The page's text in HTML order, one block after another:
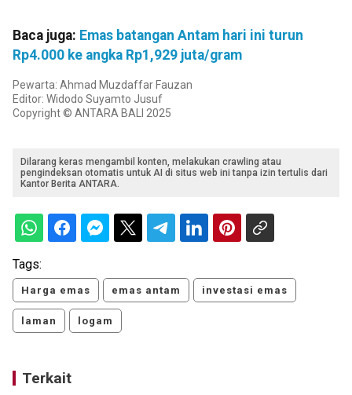
Baca juga: Emas batangan Antam hari ini turun
Rp4.000 ke angka Rp1,929 juta/gram
Pewarta: Ahmad Muzdaffar Fauzan
Editor: Widodo Suyamto Jusuf
Copyright © ANTARA BALI 2025
Dilarang keras mengambil konten, melakukan crawling atau
pengindeksan otomatis untuk AI di situs web ini tanpa izin tertulis dari
Kantor Berita ANTARA.
Tags:
Harga emas emas antam investasi emas
laman logam
Terkait